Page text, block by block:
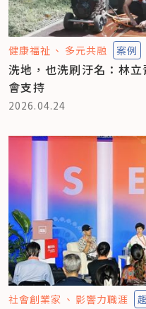
健康福祉 多元共融 案例
洗地，也洗刷汙名：林
會支持
2026.04.24
社會創業家 影響力職涯